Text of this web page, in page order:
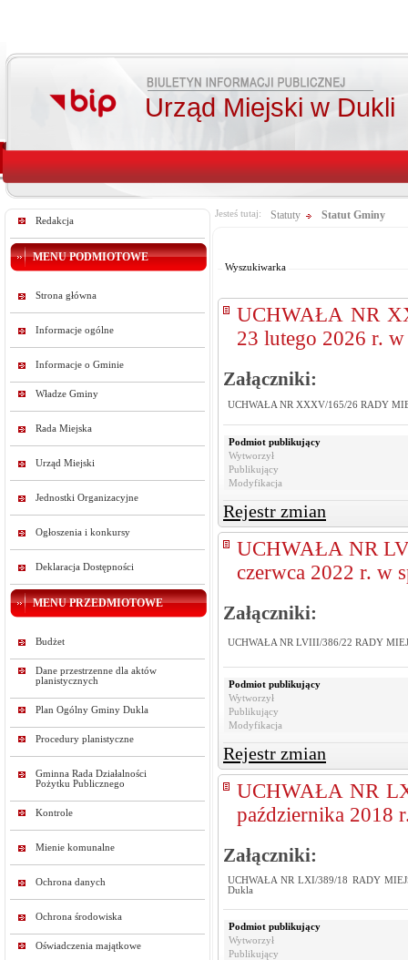
Urząd Miejski w Dukli
Redakcja
MENU PODMIOTOWE
Strona główna
Informacje ogólne
Informacje o Gminie
Władze Gminy
Rada Miejska
Urząd Miejski
Jednostki Organizacyjne
Ogłoszenia i konkursy
Deklaracja Dostępności
MENU PRZEDMIOTOWE
Budżet
Dane przestrzenne dla aktów
planistycznych
Plan Ogólny Gminy Dukla
Procedury planistyczne
Gminna Rada Działalności
Pożytku Publicznego
Kontrole
Mienie komunalne
Ochrona danych
Ochrona środowiska
Oświadczenia majątkowe
Jesteś tutaj: Statuty Statut Gminy
Wyszukiwarka
UCHWAŁA NR
23 lutego 2026 r.
Załączniki:
UCHWAŁA NR XXXV/165/26 RADY
Podmiot publikujący
Wytworzył
Publikujący
Modyfikacja
Rejestr zmian
UCHWAŁA NR
czerwca 2022 r. w
Załączniki:
UCHWAŁA NR LVIII/386/22 RADY
Podmiot publikujący
Wytworzył
Publikujący
Modyfikacja
Rejestr zmian
UCHWAŁA NR
października 2018
Załączniki:
UCHWAŁA NR LXI/389/18 RADY
Dukla
Podmiot publikujący
Wytworzył
Publikujący